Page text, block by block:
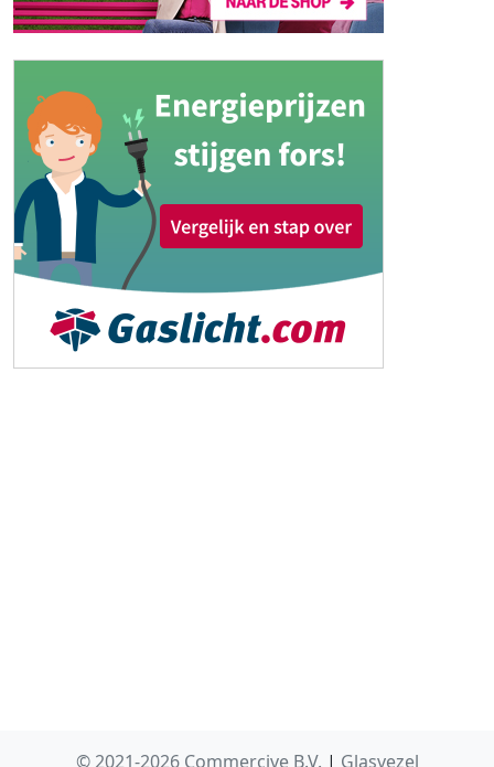
© 2021-2026 Commercive B.V. | Glasvezel